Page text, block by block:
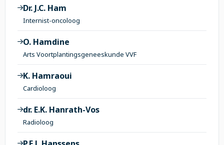
Dr. J.C. Ham
Internist-oncoloog
O. Hamdine
Arts Voortplantingsgeneeskunde VVF
K. Hamraoui
Cardioloog
dr. E.K. Hanrath-Vos
Radioloog